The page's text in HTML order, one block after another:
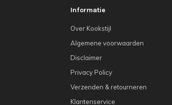
Informatie
Over Kookstijl
Algemene voorwaarden
Disclaimer
Privacy Policy
Verzenden & retourneren
Klantenservice